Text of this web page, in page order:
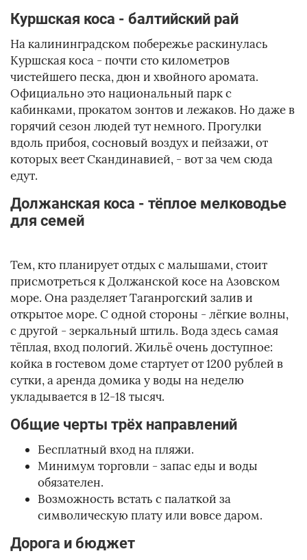
Куршская коса - балтийский рай
На калининградском побережье раскинулась
Куршская коса - почти сто километров
чистейшего песка, дюн и хвойного аромата.
Официально это национальный парк с
кабинками, прокатом зонтов и лежаков. Но даже в
горячий сезон людей тут немного. Прогулки
вдоль прибоя, сосновый воздух и пейзажи, от
которых веет Скандинавией, - вот за чем сюда
едут.
Должанская коса - тёплое мелководье
для семей
Тем, кто планирует отдых с малышами, стоит
присмотреться к Должанской косе на Азовском
море. Она разделяет Таганрогский залив и
открытое море. С одной стороны - лёгкие волны,
с другой - зеркальный штиль. Вода здесь самая
тёплая, вход пологий. Жильё очень доступное:
койка в гостевом доме стартует от 1200 рублей в
сутки, а аренда домика у воды на неделю
укладывается в 12-18 тысяч.
Общие черты трёх направлений
Бесплатный вход на пляжи.
Минимум торговли - запас еды и воды
обязателен.
Возможность встать с палаткой за
символическую плату или вовсе даром.
Дорога и бюджет